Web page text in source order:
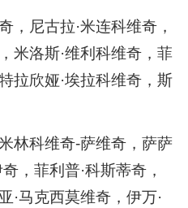
，尼古拉·米连科维奇，
米洛斯·维利科维奇，菲
拉欣娅·埃拉科维奇，斯
林科维奇-萨维奇，萨萨
，菲利普·科斯蒂奇，
·马克西莫维奇，伊万·